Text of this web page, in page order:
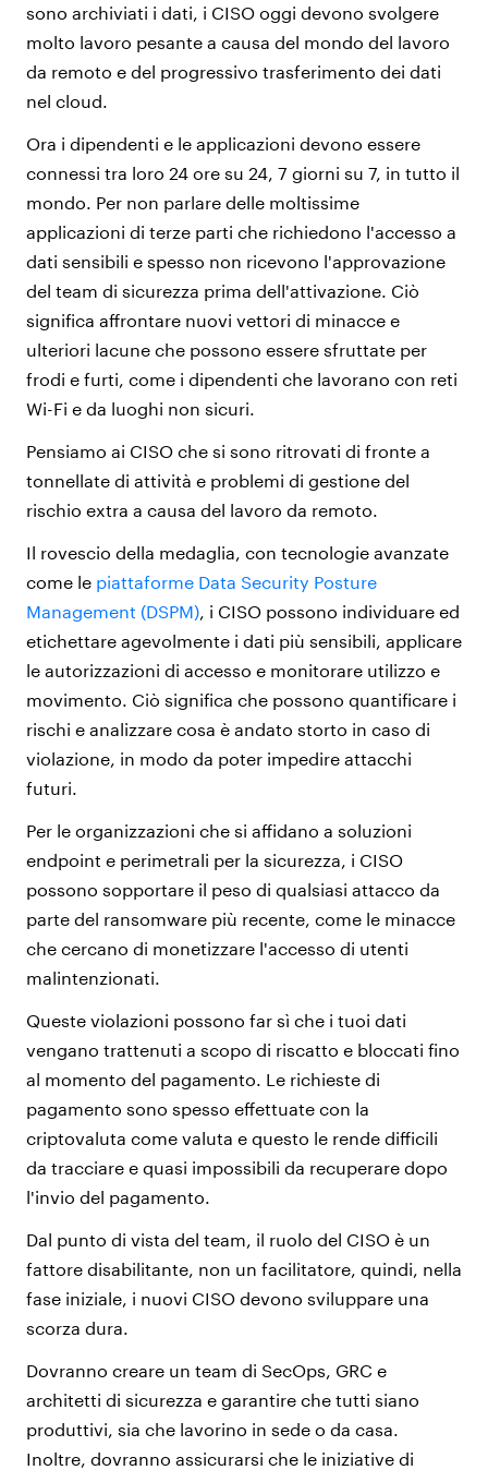
sono archiviati i dati, i CISO oggi devono svolgere
molto lavoro pesante a causa del mondo del lavoro
da remoto e del progressivo trasferimento dei dati
nel cloud.
Ora i dipendenti e le applicazioni devono essere
connessi tra loro 24 ore su 24, 7 giorni su 7, in tutto il
mondo. Per non parlare delle moltissime
applicazioni di terze parti che richiedono l'accesso a
dati sensibili e spesso non ricevono l'approvazione
del team di sicurezza prima dell'attivazione. Ciò
significa affrontare nuovi vettori di minacce e
ulteriori lacune che possono essere sfruttate per
frodi e furti, come i dipendenti che lavorano con reti
Wi-Fi e da luoghi non sicuri.
Pensiamo ai CISO che si sono ritrovati di fronte a
tonnellate di attività e problemi di gestione del
rischio extra a causa del lavoro da remoto.
Il rovescio della medaglia, con tecnologie avanzate
come le piattaforme Data Security Posture
Management (DSPM) , i CISO possono individuare ed
etichettare agevolmente i dati più sensibili, applicare
le autorizzazioni di accesso e monitorare utilizzo e
movimento. Ciò significa che possono quantificare i
rischi e analizzare cosa è andato storto in caso di
violazione, in modo da poter impedire attacchi
futuri.
Per le organizzazioni che si affidano a soluzioni
endpoint e perimetrali per la sicurezza, i CISO
possono sopportare il peso di qualsiasi attacco da
parte del ransomware più recente, come le minacce
che cercano di monetizzare l'accesso di utenti
malintenzionati.
Queste violazioni possono far sì che i tuoi dati
vengano trattenuti a scopo di riscatto e bloccati fino
al momento del pagamento. Le richieste di
pagamento sono spesso effettuate con la
criptovaluta come valuta e questo le rende difficili
da tracciare e quasi impossibili da recuperare dopo
l'invio del pagamento.
Dal punto di vista del team, il ruolo del CISO è un
fattore disabilitante, non un facilitatore, quindi, nella
fase iniziale, i nuovi CISO devono sviluppare una
scorza dura.
Dovranno creare un team di SecOps, GRC e
architetti di sicurezza e garantire che tutti siano
produttivi, sia che lavorino in sede o da casa.
Inoltre, dovranno assicurarsi che le iniziative di